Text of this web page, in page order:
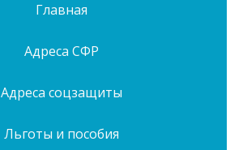
Главная
Адреса СФР
Адреса соцзащиты
Льготы и пособия